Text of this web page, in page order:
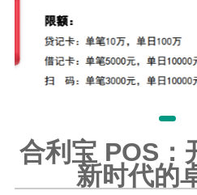
合利宝 POS：
新时代的